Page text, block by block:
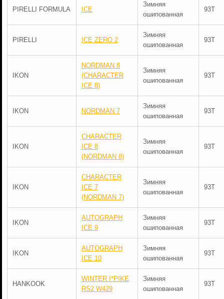
PIRELLI FORMULA ICE
Зимняя
ошипованная
93T
PIRELLI ICE ZERO 2
Зимняя
ошипованная
93T
IKON
NORDMAN 8
(CHARACTER
ICE 8)
Зимняя
ошипованная
93T
IKON NORDMAN 7
Зимняя
ошипованная
93T
IKON
CHARACTER
ICE 8
(NORDMAN 8)
Зимняя
ошипованная
93T
IKON
CHARACTER
ICE 7
(NORDMAN 7)
Зимняя
ошипованная
93T
IKON
AUTOGRAPH
ICE 9
Зимняя
ошипованная
93T
IKON
AUTOGRAPH
ICE 10
Зимняя
ошипованная
93T
HANKOOK
WINTER I*PIKE
RS2 W429
Зимняя
ошипованная
93T